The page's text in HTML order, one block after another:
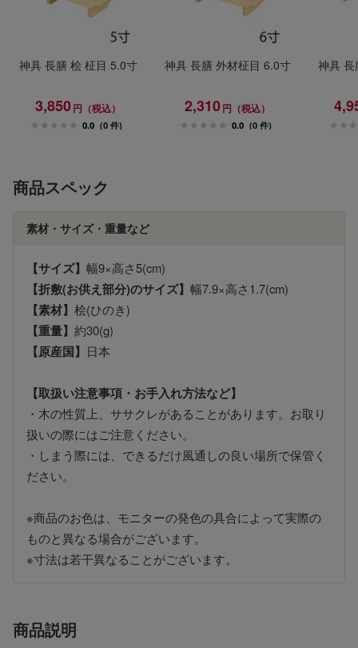
神具 長膳 桧 柾目 5.0寸
3,850円（税込）
0.0 (0 件)
神具 長膳 外材柾目 6.0寸
2,310円（税込）
0.0 (0 件)
神具
商品スペック
素材・サイズ・重量など
【サイズ】 幅9×高さ5(cm)
【折敷(お供え部分)のサイズ】 幅7.9×高さ1.7(cm)
【素材】 桧(ひのき)
【重量】 約30(g)
【原産国】 日本
【取扱い注意事項・お手入れ方法など】
・木の性質上、ササクレがあることがあります。お取り
扱いの際にはご注意ください。
・しまう際には、できるだけ風通しの良い場所で保管く
ださい。
※商品のお色は、モニターの発色の具合によって実際の
ものと異なる場合がございます。
※寸法は若干異なることがございます。
商品説明